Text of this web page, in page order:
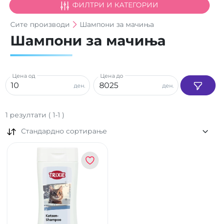
ФИЛТРИ И КАТЕГОРИИ
Сите производи Шампони за мачиња
Шампони за мачиња
ден.
Цена од
ден.
Цена до
1 резултати ( 1-1 )
Стандардно сортирање